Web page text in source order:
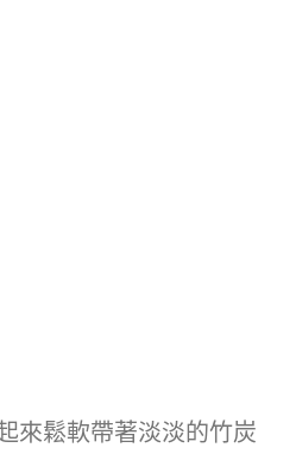
來鬆軟帶著淡淡的竹炭